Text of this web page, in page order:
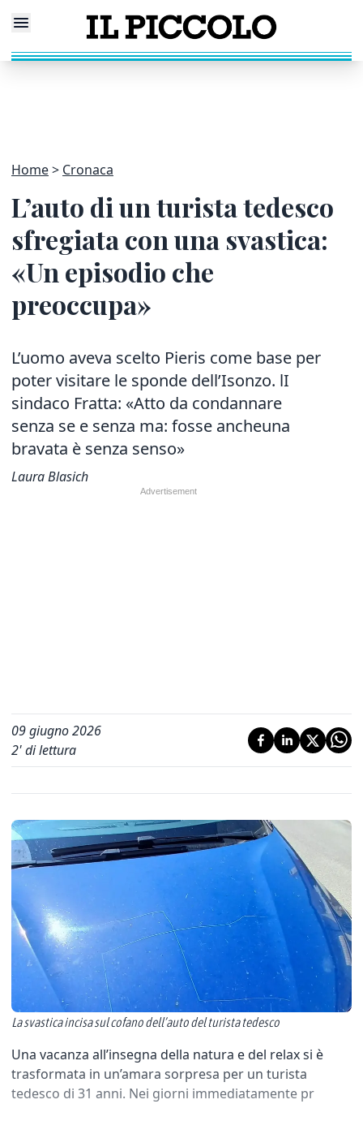
Home Cronaca
L’auto di un turista tedesco
sfregiata con una svastica:
«Un episodio che
preoccupa»
L’uomo aveva scelto Pieris come base per
poter visitare le sponde dell’Isonzo. lI
sindaco Fratta: «Atto da condannare
senza se e senza ma: fosse ancheuna
bravata è senza senso»
Laura Blasich
09 giugno 2026
2' di lettura
La svastica incisa sul cofano dell’auto del turista tedesco
Una vacanza all’insegna della natura e del relax si è
trasformata in un’amara sorpresa per un turista
tedesco di 31 anni. Nei giorni immediatamente pr